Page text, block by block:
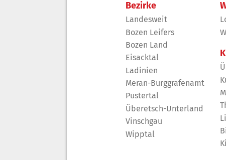
Bezirke
Landesweit
Bozen Leifers
Bozen Land
Eisacktal
Ladinien
Meran-Burggrafenamt
Pustertal
Überetsch-Unterland
Vinschgau
Wipptal